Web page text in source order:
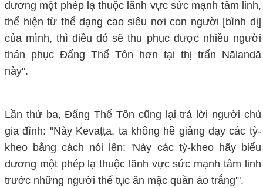
dương một phép lạ thuộc lãnh vực sức mạnh tâm linh,
thể hiện từ thể dạng cao siêu nơi con người [bình dị]
của mình, thì điều đó sẽ thu phục được nhiều người
thán phục Đấng Thế Tôn hơn tại thị trấn Nālandā
này".
Lần thứ ba, Đấng Thế Tôn cũng lại trả lời người chủ
gia đình: "Này Kevaṭṭa, ta không hề giảng dạy các tỳ-
kheo bằng cách nói lên: 'Này các tỳ-kheo hãy biểu
dương một phép lạ thuộc lãnh vực sức mạnh tâm linh
trước những người thế tục ăn mặc quần áo trắng'".